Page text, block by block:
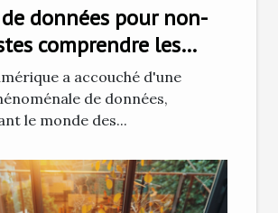
données pour non-
comprendre les
mieux décider
a accouché d'une
de données,
le monde des...